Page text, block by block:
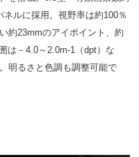
ルに採用。視野率は約100％
約23mmのアイポイント、約
は－4.0～2.0m-1（dpt）な
明るさと色調も調整可能で